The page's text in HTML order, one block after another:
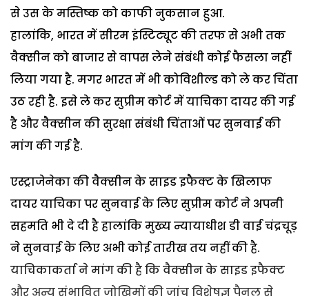
से उस के मस्तिष्क को काफी नुकसान हुआ.
हालांकि, भारत में सीरम इंस्टिट्यूट की तरफ से अभी तक
वैक्सीन को बाजार से वापस लेने संबंधी कोई फैसला नहीं
लिया गया है. मगर भारत में भी कोविशील्ड को ले कर चिंता
उठ रही है. इसे ले कर सुप्रीम कोर्ट में याचिका दायर की गई
है और वैक्सीन की सुरक्षा संबंधी चिंताओं पर सुनवाई की
मांग की गई है.
एस्ट्राजेनेका की वैक्सीन के साइड इफैक्ट के खिलाफ
दायर याचिका पर सुनवाई के लिए सुप्रीम कोर्ट ने अपनी
सहमति भी दे दी है हालांकि मुख्य न्यायाधीश डी वाई चंद्रचूड़
ने सुनवाई के लिए अभी कोई तारीख तय नहीं की है.
याचिकाकर्ता ने मांग की है कि वैक्सीन के साइड इफैक्ट
और अन्य संभावित जोखिमों की जांच विशेषज्ञ पैनल से